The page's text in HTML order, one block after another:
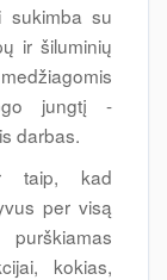
sukimba su
ir šiluminių
jungtį -
darbas.
taip, kad
per visą
kokias,